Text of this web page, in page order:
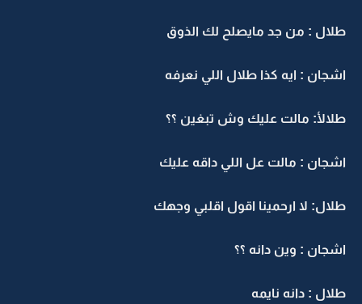
طلال : من جد مايصلح لك الذوق
اشجان : ايه كذا طلال اللي نعرفه
طلالأ: مالت عليك وش تبغين ؟؟
اشجان : مالت عل اللي داقه عليك
طلال: لا ارحمينا اقول اقلبي وجهك
اشجان : وين دانه ؟؟
طلال : دانه نايمه